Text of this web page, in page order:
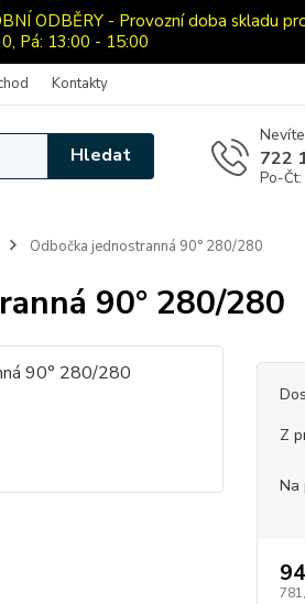
ODBĚRY - Provozní doba skladu
Pá: 13:00 - 15:00
Kontakty
Hledat 722
Po-
Odbočka jednostranná 90° 280/280
90° 280/280
Z
Na